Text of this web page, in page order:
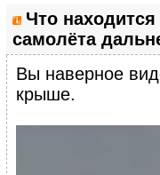
Что
самолёта
Вы наверное
крыше.